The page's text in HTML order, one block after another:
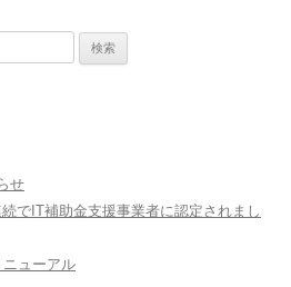
せ
続でIT補助金支援事業者に認定されまし
ューアル